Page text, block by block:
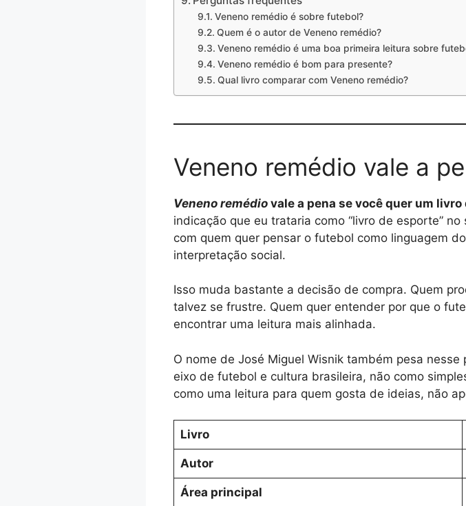
Veneno remédio é sobre futebol?
Quem é o autor de Veneno remédio?
Veneno remédio é uma boa primeira leitura sobre
Veneno remédio é bom para presente?
Qual livro comparar com Veneno remédio?
Veneno remédio vale a
Veneno remédio vale a pena se você quer um
indicação que eu trataria como “livro de esporte”
com quem quer pensar o futebol como linguagem
interpretação social.
Isso muda bastante a decisão de compra. Quem
talvez se frustre. Quem quer entender por que o
encontrar uma leitura mais alinhada.
O nome de José Miguel Wisnik também pesa
eixo de futebol e cultura brasileira, não como
como uma leitura para quem gosta de ideias, não
Livro
Autor
Área principal